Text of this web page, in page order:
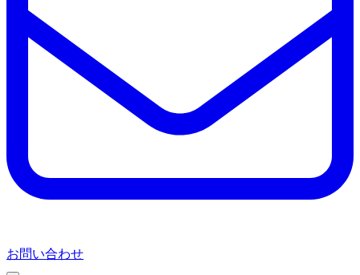
お問い合わせ